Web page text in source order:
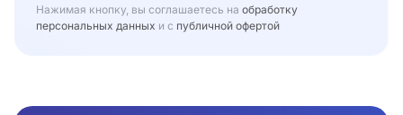
Нажимая кнопку, вы соглашаетесь на обработку
персональных данных и с публичной офертой